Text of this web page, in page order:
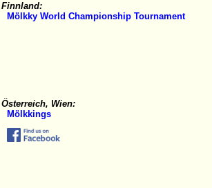
Finnland:
Mölkky World Championship Tournament
Österreich, Wien:
Mölkkings